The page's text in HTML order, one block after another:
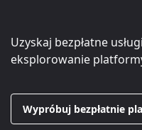
Uzyskaj bezpłatne
eksplorowanie
Wypróbuj bezpłatnie